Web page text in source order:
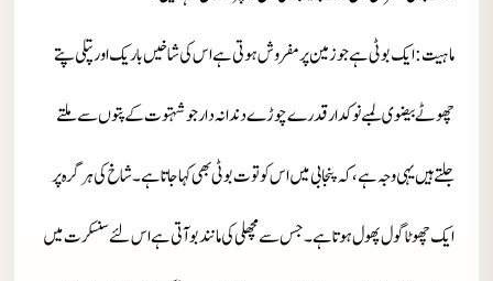
ماہیت: ایک بوٹی ہے جو زمین پر مفروش ہوتی ہے اس کی شاخیں باریک اور پتلی پتے
چھوٹے بیضوی لمبے نوکدار قدرے چوڑے دندانہ دار جو شہتوت کے پتوں سے ملتے
جلتے ہیں یہی وجہ ہے، کہ پنجابی میں اس کو توت بوٹی بھی کہا جاتا ہے ۔ شاخ کی ہرگرہ پر
ایک چھوٹا گول پھول ہوتا ہے ۔ جس سے مچھلی کی مانند بو آتی ہے اس لئے سنسکرت میں